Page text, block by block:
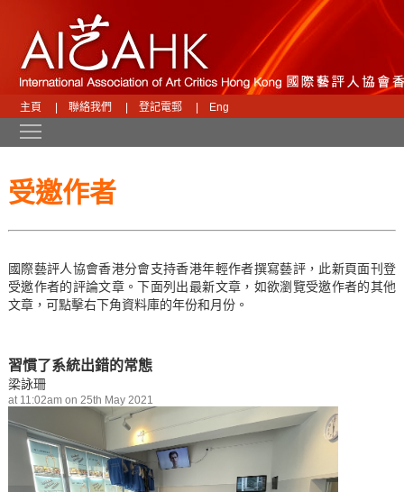
主頁 聯絡我們 登記電郵 Eng
受邀作者
國際藝評人協會香港分會支持香港年輕作者撰寫藝評，此新頁面刊登
受邀作者的評論文章。下面列出最新文章，如欲瀏覽受邀作者的其他
文章，可點擊右下角資料庫的年份和月份。
習慣了系統出錯的常態
梁詠珊
at 11:02am on 25th May 2021